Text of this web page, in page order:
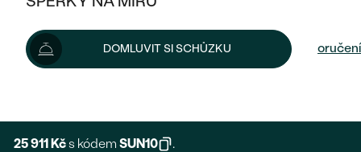
KOMBINOVANÉ ZLATO
DLE STYLU
BEZ KAMENE
POSTRANNÍ KAMENY
HALO
VINTAGE
VÝPRODEJ
KDYŽ ŠPERKY POMÁHAJÍ
DLE TYPU
PLATINOVÉ
PECKOVÉ
ZLATÉ
STŘÍBRNÉ
ŠPERKY SKLADEM
VÝPRODEJ
DLE MATERIÁLU
DOMLUVIT SI SCHŮZKU
28 790 Kč
Možnosti doručení
25 911 Kčs kódem SUN10 .